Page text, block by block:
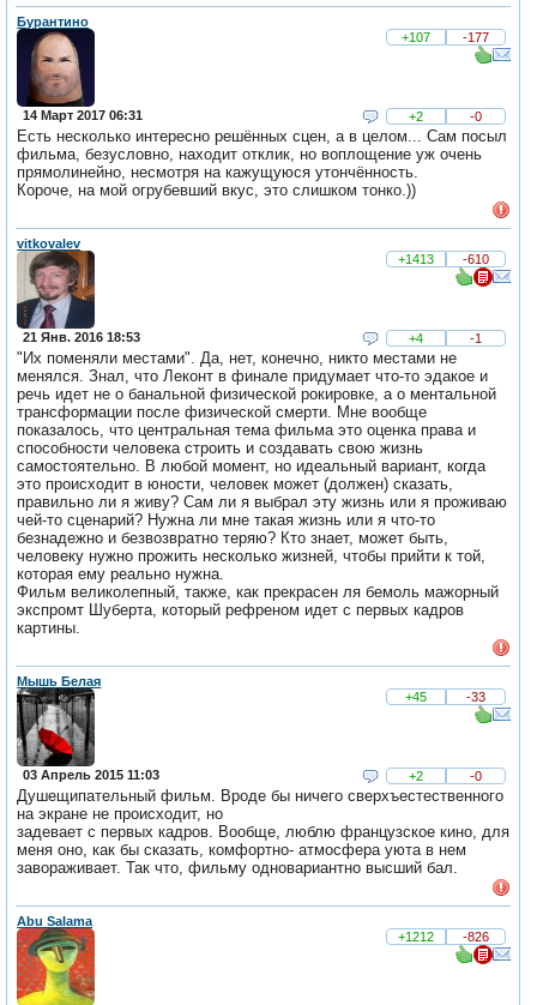
Бурантино
+107
-177
14 Март 2017 06:31 +2 -0
Есть несколько интересно решённых сцен, а в целом... Сам посыл
фильма, безусловно, находит отклик, но воплощение уж очень
прямолинейно, несмотря на кажущуюся утончённость.
Короче, на мой огрубевший вкус, это слишком тонко.))
vitkovalev
+1413
-610
21 Янв. 2016 18:53 +4 -1
"Их поменяли местами". Да, нет, конечно, никто местами не
менялся. Знал, что Леконт в финале придумает что-то эдакое и
речь идет не о банальной физической рокировке, а о ментальной
трансформации после физической смерти. Мне вообще
показалось, что центральная тема фильма это оценка права и
способности человека строить и создавать свою жизнь
самостоятельно. В любой момент, но идеальный вариант, когда
это происходит в юности, человек может (должен) сказать,
правильно ли я живу? Сам ли я выбрал эту жизнь или я проживаю
чей-то сценарий? Нужна ли мне такая жизнь или я что-то
безнадежно и безвозвратно теряю? Кто знает, может быть,
человеку нужно прожить несколько жизней, чтобы прийти к той,
которая ему реально нужна.
Фильм великолепный, также, как прекрасен ля бемоль мажорный
экспромт Шуберта, который рефреном идет с первых кадров
картины.
Мышь Белая
+45
-33
03 Апрель 2015 11:03 +2 -0
Душещипательный фильм. Вроде бы ничего сверхъестественного
на экране не происходит, но
задевает с первых кадров. Вообще, люблю французское кино, для
меня оно, как бы сказать, комфортно- атмосфера уюта в нем
завораживает. Так что, фильму одновариантно высший бал.
Abu Salama
+1212
-826